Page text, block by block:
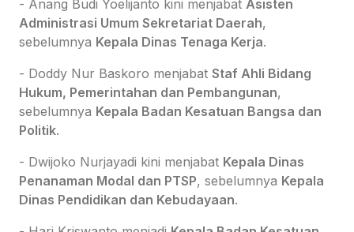
- Anang Budi Yoelijanto kini menjabat Asisten
Administrasi Umum Sekretariat Daerah,
sebelumnya Kepala Dinas Tenaga Kerja.
- Doddy Nur Baskoro menjabat Staf Ahli Bidang
Hukum, Pemerintahan dan Pembangunan,
sebelumnya Kepala Badan Kesatuan Bangsa dan
Politik.
- Dwijoko Nurjayadi kini menjabat Kepala Dinas
Penanaman Modal dan PTSP, sebelumnya Kepala
Dinas Pendidikan dan Kebudayaan.